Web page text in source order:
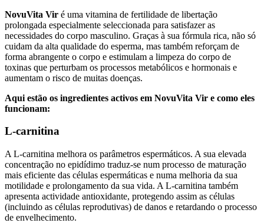
NovuVita Vir é uma vitamina de fertilidade de libertação
prolongada especialmente seleccionada para satisfazer as
necessidades do corpo masculino. Graças à sua fórmula rica, não só
cuidam da alta qualidade do esperma, mas também reforçam de
forma abrangente o corpo e estimulam a limpeza do corpo de
toxinas que perturbam os processos metabólicos e hormonais e
aumentam o risco de muitas doenças.
Aqui estão os ingredientes activos em NovuVita Vir e como eles
funcionam:
L-carnitina
A L-carnitina melhora os parâmetros espermáticos. A sua elevada
concentração no epidídimo traduz-se num processo de maturação
mais eficiente das células espermáticas e numa melhoria da sua
motilidade e prolongamento da sua vida. A L-carnitina também
apresenta actividade antioxidante, protegendo assim as células
(incluindo as células reprodutivas) de danos e retardando o processo
de envelhecimento.